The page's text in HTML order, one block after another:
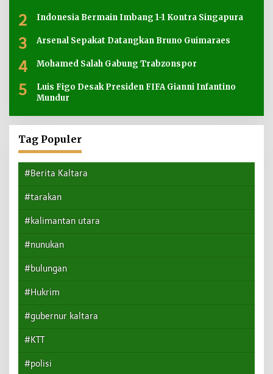
2 Indonesia Bermain Imbang 1-1 Kontra Singapura
3 Arsenal Sepakat Datangkan Bruno Guimaraes
4 Mohamed Salah Gabung Trabzonspor
5
Luis Figo Desak Presiden FIFA Gianni Infantino
Mundur
Tag Populer
#Berita Kaltara
#tarakan
#kalimantan utara
#nunukan
#bulungan
#Hukrim
#gubernur kaltara
#KTT
#polisi